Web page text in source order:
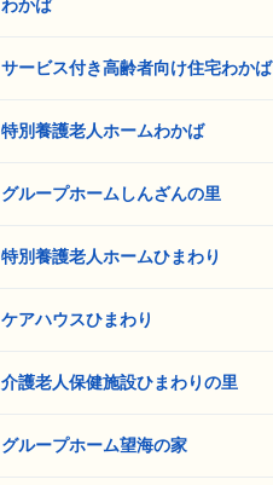
わかば
サービス付き高齢者向け住宅わかば
特別養護老人ホームわかば
グループホームしんざんの里
特別養護老人ホームひまわり
ケアハウスひまわり
介護老人保健施設ひまわりの里
グループホーム望海の家